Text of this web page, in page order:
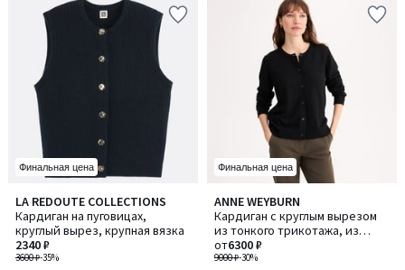
Финальная цена
LA REDOUTE COLLECTIONS
Кардиган на пуговицах,
круглый вырез, крупная вязка
3600 ₽-35%
2340 ₽
4,2
/ 5
Финальная цена
ANNE WEYBURN
Кардиган с круглым вырезом
из тонкого трикотажа, из
смесовой шерсти
9000 ₽-30%
от6300 ₽
3,9
/ 5
Количество
цветов:
2